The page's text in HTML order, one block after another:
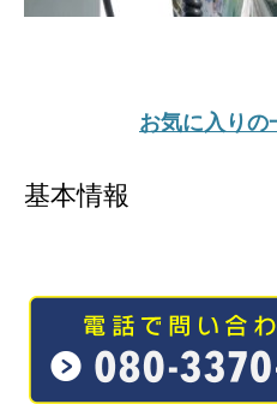
お気に入りの
基本情報